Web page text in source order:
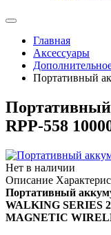
Главная
Аксессуары
Портативный
RPP-558
Нет в наличии
Описание
Портативный
WALKING SERIES
MAGNETIC